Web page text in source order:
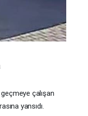
çalışan
yansıdı.